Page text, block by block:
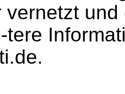
vernetzt
tere